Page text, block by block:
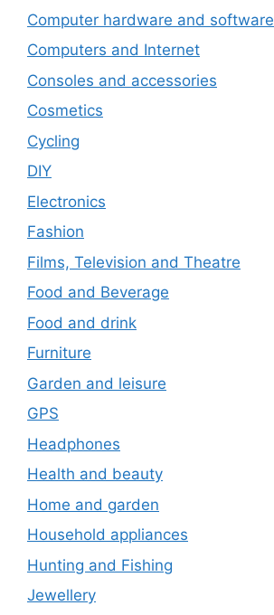
Computer hardware and software
Computers and Internet
Consoles and accessories
Cosmetics
Cycling
DIY
Electronics
Fashion
Films, Television and Theatre
Food and Beverage
Food and drink
Furniture
Garden and leisure
GPS
Headphones
Health and beauty
Home and garden
Household appliances
Hunting and Fishing
Jewellery